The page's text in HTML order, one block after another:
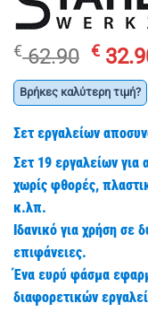
€62.90
price
was:
€
Βρήκες καλύτερη τιμή?
Σετ εργαλείων
Σετ 19 εργαλείων
χωρίς φθορές,
κ.λπ.
Ιδανικό για χρήση σε
επιφάνειες.
Ένα ευρύ φάσμα
διαφορετικών